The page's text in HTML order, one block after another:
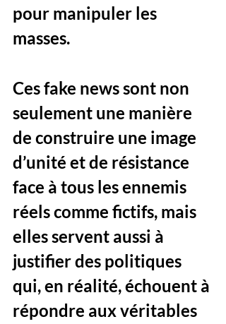
pour manipuler les
masses.
Ces fake news sont non
seulement une manière
de construire une image
d’unité et de résistance
face à tous les ennemis
réels comme fictifs, mais
elles servent aussi à
justifier des politiques
qui, en réalité, échouent à
répondre aux véritables